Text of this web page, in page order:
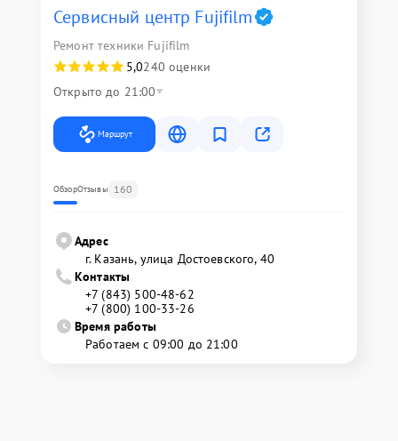
Сервисный центр Fujifilm
Ремонт техники Fujifilm
5,0240 оценки
Открыто до 21:00
Маршрут
ОбзорОтзывы 160
Адрес
г. Казань, улица Достоевского, 40
Контакты
+7 (843) 500-48-62
+7 (800) 100-33-26
Время работы
Работаем с 09:00 до 21:00